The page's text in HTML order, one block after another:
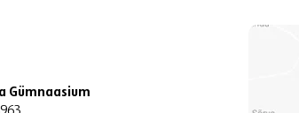
Gümnaasium